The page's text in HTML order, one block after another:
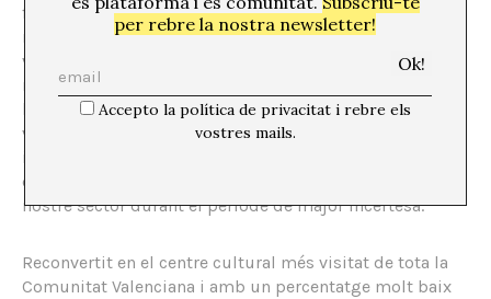
futur. Quan va començar la pandèmia, des del primer
minut del confinament va idear i impulsar més de
vuitanta projectes específics en temps rècord per
mantenir activa la programació tot i que el museu
hagués d’estar tancat, barrejant activitat presencial i
virtual. Sobretot per poder contractar artistes,
investigadors i gestors a través de convocatòries amb
dotació econòmica que van contribuir a estimular el
nostre sector durant el període de major incertesa.
Reconvertit en el centre cultural més visitat de tota la
Comunitat Valenciana i amb un percentatge molt baix
per rebre la nostra newsletter!
Accepto la política de privacitat i rebre els
vostres mails.